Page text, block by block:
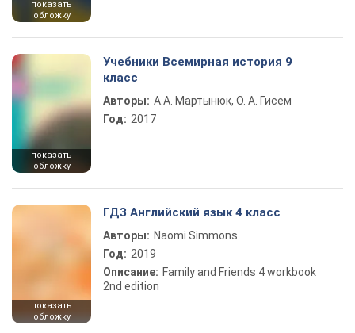
показать
обложку
показать
обложку
Учебники Всемирная история 9
класс
Авторы: А.А. Мартынюк, О. А. Гисем
Год: 2017
показать
обложку
ГДЗ Английский язык 4 класс
Авторы: Naomi Simmons
Год: 2019
Описание: Family and Friends 4 workbook
2nd edition